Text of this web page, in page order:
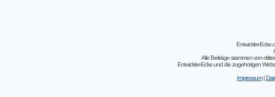
Entwickler-
Alle Beiträge stammen von
Entwickler-Ecke und die zugehörigen
Impressum|